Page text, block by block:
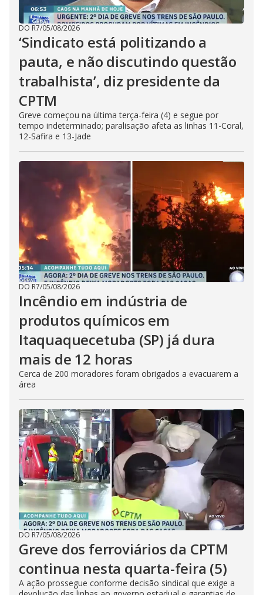
DO R7/05/08/2026
‘Sindicato está politizando a
pauta, e não discutindo questão
trabalhista’, diz presidente da
CPTM
Greve começou na última terça-feira (4) e segue por
tempo indeterminado; paralisação afeta as linhas 11-Coral,
12-Safira e 13-Jade
DO R7/05/08/2026
Incêndio em indústria de
produtos químicos em
Itaquaquecetuba (SP) já dura
mais de 12 horas
Cerca de 200 moradores foram obrigados a evacuarem a
área
DO R7/05/08/2026
Greve dos ferroviários da CPTM
continua nesta quarta-feira (5)
A ação prossegue conforme decisão sindical que exige a